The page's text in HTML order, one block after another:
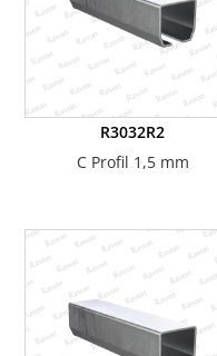
R3032R2
C Profil 1,5 mm